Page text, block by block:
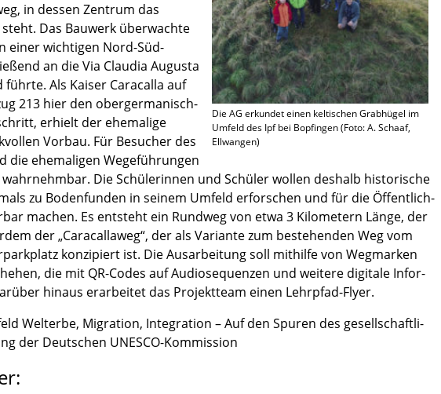
Die AG erkun­det einen kelti­schen Grabhü­gel im
Umfeld des Ipf bei Bopfin­gen (Foto: A. Schaaf,
Ellwan­gen)
in dessen Zentrum das
Das Bauwerk überwachte
einer wichti­gen Nord-Süd-
an die Via Claudia Augusta
Als Kaiser Caracalla auf
213 hier den obergermanisch-
erhielt der ehema­lige
Vorbau. Für Besucher des
die ehema­li­gen Wegefüh­run­gen
Die Schüle­rin­nen und Schüler wollen deshalb histo­ri­sche
zu Boden­fun­den in seinem Umfeld erfor­schen und für die Öffent­lich­
machen. Es entsteht ein Rundweg von etwa 3 Kilome­tern Länge, der
der „Caracal­la­weg“, der als Variante zum bestehen­den Weg vom
konzi­piert ist. Die Ausar­bei­tung soll mithilfe von Wegmar­ken
die mit QR-Codes auf Audio­se­quen­zen und weitere digitale Infor­
hinaus erarbei­tet das Projekt­team einen Lehrpfad-Flyer.
Welterbe, Migra­tion, Integra­tion – Auf den Spuren des gesell­schaft­li­
der Deutschen UNESCO-Kommission